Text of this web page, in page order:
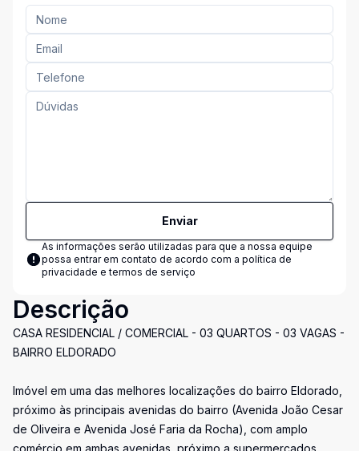
Enviar
As informações serão utilizadas para que a nossa equipe
possa entrar em contato de acordo com a política de
privacidade e termos de serviço
Descrição
CASA RESIDENCIAL / COMERCIAL - 03 QUARTOS - 03 VAGAS -
BAIRRO ELDORADO
Imóvel em uma das melhores localizações do bairro Eldorado,
próximo às principais avenidas do bairro (Avenida João Cesar
de Oliveira e Avenida José Faria da Rocha), com amplo
comércio em ambas avenidas, próximo a supermercados,